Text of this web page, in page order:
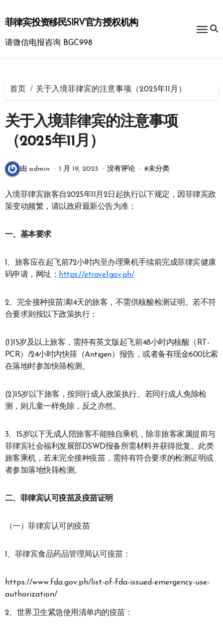
到
内
菲律宾投资移民SIRV官方授权机构
请微信电报咨询 BGC998
首页 关于入境菲律宾的注意事项（2025年11月）
关于入境菲律宾的注意事项
（2025年11月）
由 admin 1 月 19, 2023 没有评论 #未分类
入境菲律宾旅客自2025年11月2日起执行以下规定，因菲律宾政
策变动频繁，请以政府最新公告为准：
一、基本要求
1、旅客应在起飞前72小时内至办理乘机手续前完成菲律宾健康
码申请，网址： https://etravel.gov.ph/
2、完全接种疫苗满14天的旅客，不需供核酸检测证明。若不符
合要求则按以下政策执行：
(1)15岁及以上旅客，需持有英文版起飞前48小时内核酸（RT-
PCR）/24小时内快筛（Antigen）报告，或者备有现金600比索
在落地时参加快筛检测。
(2)15岁以下旅客，按同行成人政策执行。若同行成人免除检
测，则儿童一样免除，反之亦然。
3、15岁以下无成人陪旅客不能独自乘机，除非旅客家属提前与
菲律宾社会福利发展部DSWD报备所需材料并获得批复。此类
旅客乘机，若未完全接种疫苗，需持有符合要求的检测证明或
者参加落地快筛检测。
二、菲律宾认可疫苗及疫苗证明
（一）菲律宾认可的疫苗
1、菲律宾食品药品管理局认可疫苗：
https://www.fda.gov.ph/list-of-fda-issued-emergency-use-
authorization/
2、世界卫生紧急使用清单内的疫苗：